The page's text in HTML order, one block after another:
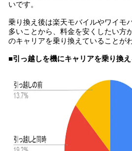
いです。
乗り換え後は楽天モバイルやワイモ
多いことから、料金を安くしたい方
のキャリアを乗り換えていることが
■引っ越しを機にキャリアを乗り換え